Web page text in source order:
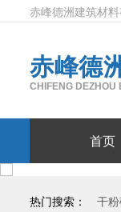
赤峰德洲建筑材料
赤峰德
CHIFENG DEZHOU
首页
热门搜索： 干